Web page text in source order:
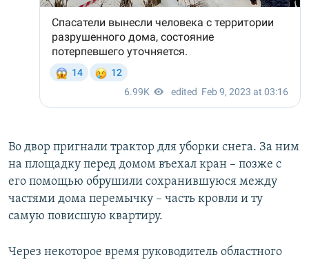
Во двор пригнали трактор для уборки снега. За ним
на площадку перед домом въехал кран – позже с
его помощью обрушили сохранившуюся между
частями дома перемычку – часть кровли и ту
самую повисшую квартиру.
Через некоторое время руководитель областного